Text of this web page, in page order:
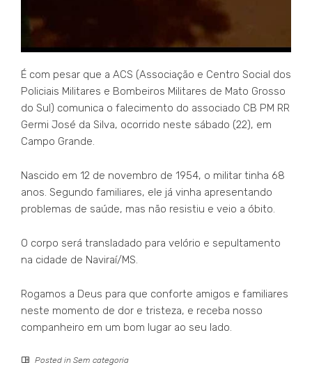
É com pesar que a ACS (Associação e Centro Social dos
Policiais Militares e Bombeiros Militares de Mato Grosso
do Sul) comunica o falecimento do associado CB PM RR
Germi José da Silva, ocorrido neste sábado (22), em
Campo Grande.
Nascido em 12 de novembro de 1954, o militar tinha 68
anos. Segundo familiares, ele já vinha apresentando
problemas de saúde, mas não resistiu e veio a óbito.
O corpo será transladado para velório e sepultamento
na cidade de Naviraí/MS.
Rogamos a Deus para que conforte amigos e familiares
neste momento de dor e tristeza, e receba nosso
companheiro em um bom lugar ao seu lado.
Posted in Sem categoria